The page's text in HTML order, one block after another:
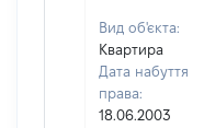
Вид об'єкта:
Квартира
Дата набуття
права:
18.06.2003